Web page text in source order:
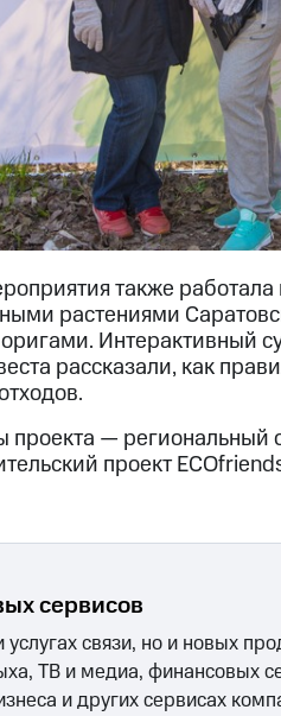
также
растениями
Интерактивный
рассказали, как
проекта —
проект
сервисов
связи, но и новых
ТВ и медиа, финансовых
и других сервисах